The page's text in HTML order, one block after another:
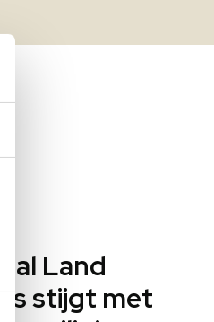
Land
stijgt met